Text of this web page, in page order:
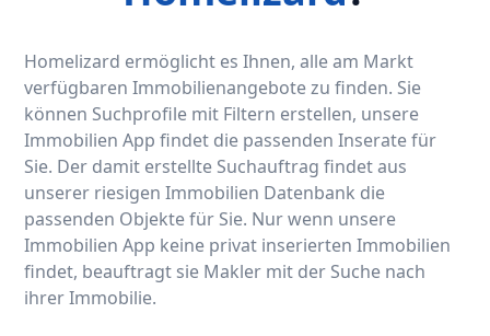
Homelizard ermöglicht es Ihnen, alle am Markt
verfügbaren Immobilienangebote zu finden. Sie
können Suchprofile mit Filtern erstellen, unsere
Immobilien App findet die passenden Inserate für
Sie. Der damit erstellte Suchauftrag findet aus
unserer riesigen Immobilien Datenbank die
passenden Objekte für Sie. Nur wenn unsere
Immobilien App keine privat inserierten Immobilien
findet, beauftragt sie Makler mit der Suche nach
ihrer Immobilie.